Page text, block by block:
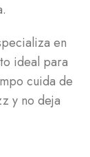
en
ideal para
cuida de
y no deja